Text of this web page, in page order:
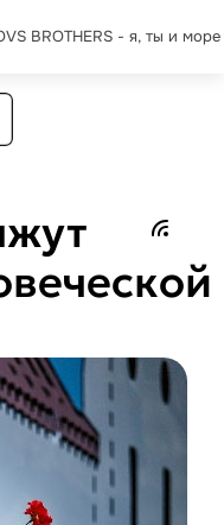
BROTHERS - я, ты и море